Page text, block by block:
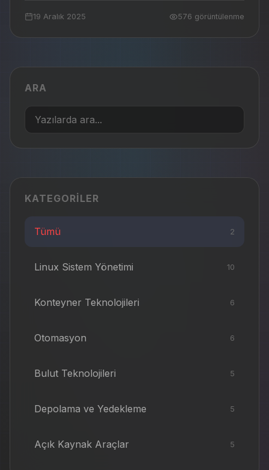
19 Aralık 2025 576 görüntülenme
ARA
KATEGORILER
Tümü 2
Linux Sistem Yönetimi 10
Konteyner Teknolojileri 6
Otomasyon 6
Bulut Teknolojileri 5
Depolama ve Yedekleme 5
Açık Kaynak Araçlar 5